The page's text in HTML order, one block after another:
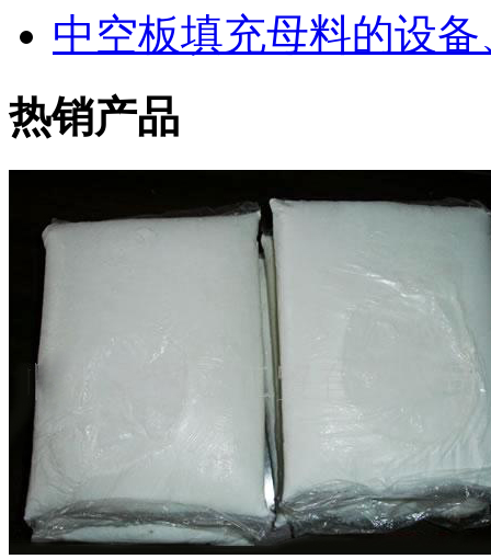
中空板填充母料的设
热销产品